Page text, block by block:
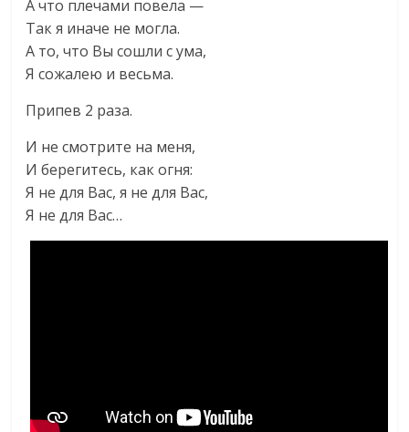
А что плечами повела —
Так я иначе не могла.
А то, что Вы сошли с ума,
Я сожалею и весьма.
Припев 2 раза.
И не смотрите на меня,
И берегитесь, как огня:
Я не для Вас, я не для Вас,
Я не для Вас…